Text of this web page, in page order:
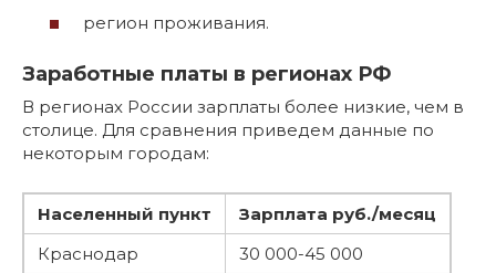
регион проживания.
Заработные платы в регионах РФ
В регионах России зарплаты более низкие, чем в
столице. Для сравнения приведем данные по
некоторым городам:
Населенный пункт
Зарплата руб./месяц
Краснодар
30 000-45 000